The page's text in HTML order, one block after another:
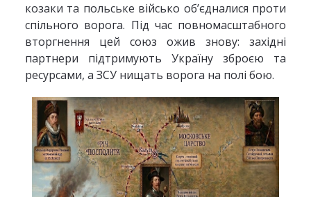
козаки та польське військо об’єдналися проти
спільного ворога. Під час повномасштабного
вторгнення цей союз ожив знову: західні
партнери підтримують Україну зброєю та
ресурсами, а ЗСУ нищать ворога на полі бою.